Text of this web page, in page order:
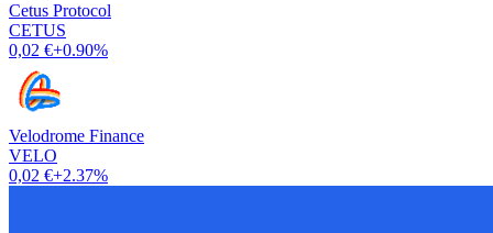
Cetus Protocol
CETUS
0,02 €+0.90%
Velodrome Finance
VELO
0,02 €+2.37%